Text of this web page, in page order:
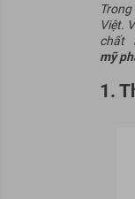
Việt.
chất
mỹ
1.